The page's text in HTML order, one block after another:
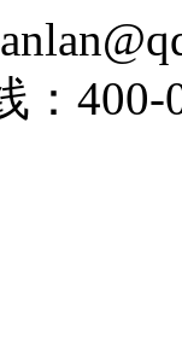
：400-